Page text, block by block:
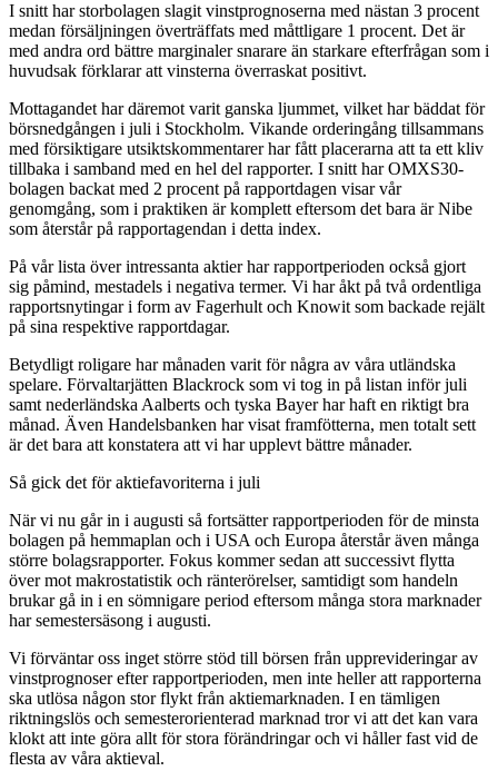
I snitt har storbolagen slagit vinstprognoserna med nästan 3 procent
medan försäljningen överträffats med måttligare 1 procent. Det är
med andra ord bättre marginaler snarare än starkare efterfrågan som i
huvudsak förklarar att vinsterna överraskat positivt.
Mottagandet har däremot varit ganska ljummet, vilket har bäddat för
börsnedgången i juli i Stockholm. Vikande orderingång tillsammans
med försiktigare utsiktskommentarer har fått placerarna att ta ett kliv
tillbaka i samband med en hel del rapporter. I snitt har OMXS30-
bolagen backat med 2 procent på rapportdagen visar vår
genomgång, som i praktiken är komplett eftersom det bara är Nibe
som återstår på rapportagendan i detta index.
På vår lista över intressanta aktier har rapportperioden också gjort
sig påmind, mestadels i negativa termer. Vi har åkt på två ordentliga
rapportsnytingar i form av Fagerhult och Knowit som backade rejält
på sina respektive rapportdagar.
Betydligt roligare har månaden varit för några av våra utländska
spelare. Förvaltarjätten Blackrock som vi tog in på listan inför juli
samt nederländska Aalberts och tyska Bayer har haft en riktigt bra
månad. Även Handelsbanken har visat framfötterna, men totalt sett
är det bara att konstatera att vi har upplevt bättre månader.
Så gick det för aktiefavoriterna i juli
När vi nu går in i augusti så fortsätter rapportperioden för de minsta
bolagen på hemmaplan och i USA och Europa återstår även många
större bolagsrapporter. Fokus kommer sedan att successivt flytta
över mot makrostatistik och ränterörelser, samtidigt som handeln
brukar gå in i en sömnigare period eftersom många stora marknader
har semestersäsong i augusti.
Vi förväntar oss inget större stöd till börsen från upprevideringar av
vinstprognoser efter rapportperioden, men inte heller att rapporterna
ska utlösa någon stor flykt från aktiemarknaden. I en tämligen
riktningslös och semesterorienterad marknad tror vi att det kan vara
klokt att inte göra allt för stora förändringar och vi håller fast vid de
flesta av våra aktieval.